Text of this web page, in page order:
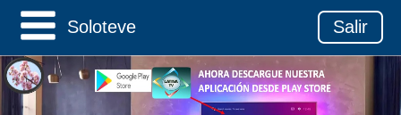
Salir
Soloteve